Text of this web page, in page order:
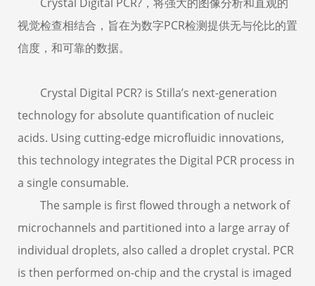
视觉检查相结合，旨在为数字PCR检测提供无与伦比的置
信度，和可靠的数据。
Crystal Digital PCR? is Stilla’s next-generation
technology for absolute quantification of nucleic
acids. Using cutting-edge microfluidic innovations,
this technology integrates the Digital PCR process in
a single consumable.
The sample is first flowed through a network of
microchannels and partitioned into a large array of
individual droplets, also called a droplet crystal. PCR
is then performed on-chip and the crystal is imaged